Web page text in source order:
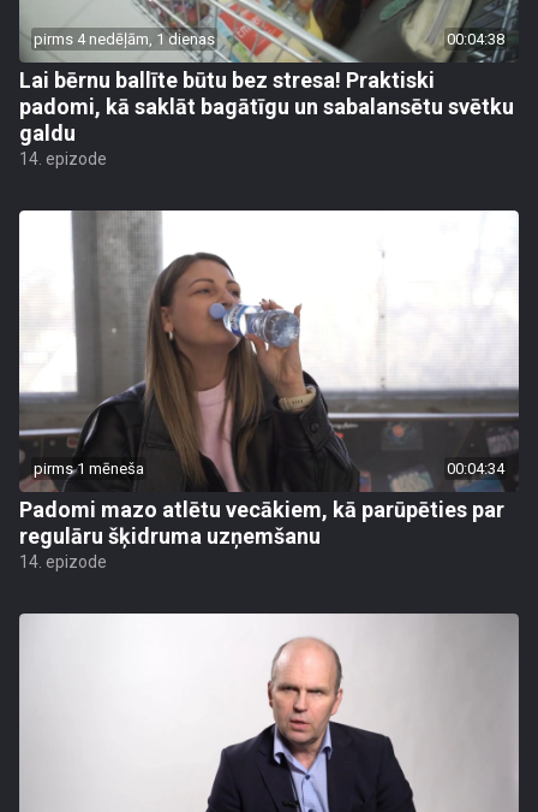
pirms 4 nedēļām, 1 dienas 00:04:38
Lai bērnu ballīte būtu bez stresa! Praktiski
padomi, kā saklāt bagātīgu un sabalansētu svētku
galdu
14. epizode
pirms 1 mēneša 00:04:34
Padomi mazo atlētu vecākiem, kā parūpēties par
regulāru šķidruma uzņemšanu
14. epizode